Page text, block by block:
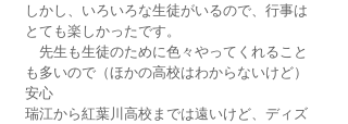
しかし、いろいろな生徒がいるので、行事は
とても楽しかったです。
先生も生徒のために色々やってくれること
も多いので（ほかの高校はわからないけど）
安心
瑞江から紅葉川高校までは遠いけど、ディズ